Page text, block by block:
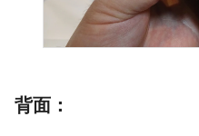
背面：